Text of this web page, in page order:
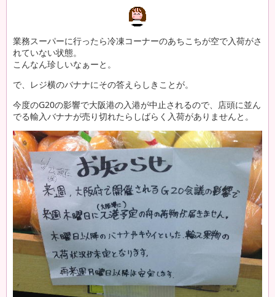
業務スーパーに行ったら冷凍コーナーのあちこちが空で入荷がさ
れていない状態。
こんなん珍しいなぁーと。
で、レジ横のバナナにその答えらしきことが。
今度のG20の影響で大阪港の入港が中止されるので、店頭に並ん
でる輸入バナナが売り切れたらしばらく入荷がありませんと。